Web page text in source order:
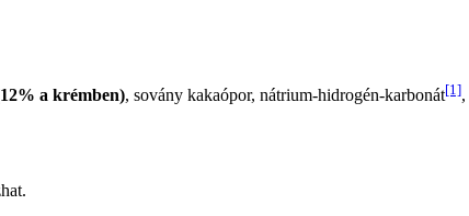
a krémben), sovány kakaópor, nátrium-hidrogén-karbonát[1]